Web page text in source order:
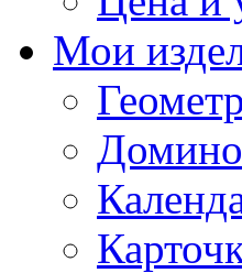
Мои
Домино